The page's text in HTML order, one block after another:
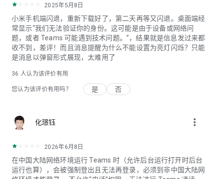
2025年5月8日
小米手机端闪退，重新下载好了，第二天再等又闪退。桌面端经
常显示“我们无法验证你的身份。这可能是由于设备或网络问
题，或者 Teams 可能遇到技术问题。”，结果就是信息发过来都
收不到，差评！而且消息提醒为什么不能设置为亮灯闪烁？只能
是消息以弹窗形式展现，太难用了
36 人认为该评价有用
您认为该评价有用吗？ 是 否
化璟钰 more_vert
2026年6月8日
在中国大陆网络环境运行 Teams 时（允许后台运行打开时后台
运行也算），会被强制登出且无法再登录，必须到非中国大陆网